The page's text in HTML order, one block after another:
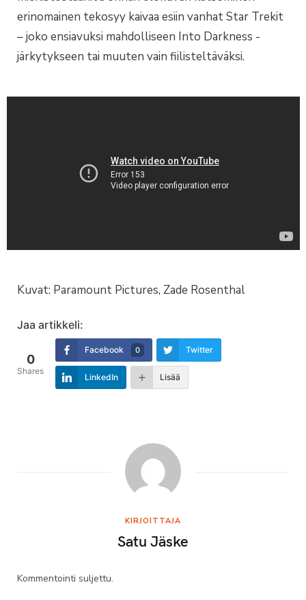
erinomainen tekosyy kaivaa esiin vanhat Star Trekit
– joko ensiavuksi mahdolliseen Into Darkness -
järkytykseen tai muuten vain fiilisteltäväksi.
Kuvat: Paramount Pictures, Zade Rosenthal
Jaa artikkeli:
0
Shares
Facebook 0 Twitter
LinkedIn Lisää
KIRJOITTAJA
Satu Jäske
Kommentointi suljettu.